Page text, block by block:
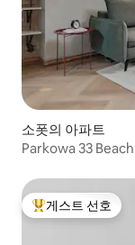
소폿의 아파트
Parkowa 33
상위 게스트 선호
게스트 선호